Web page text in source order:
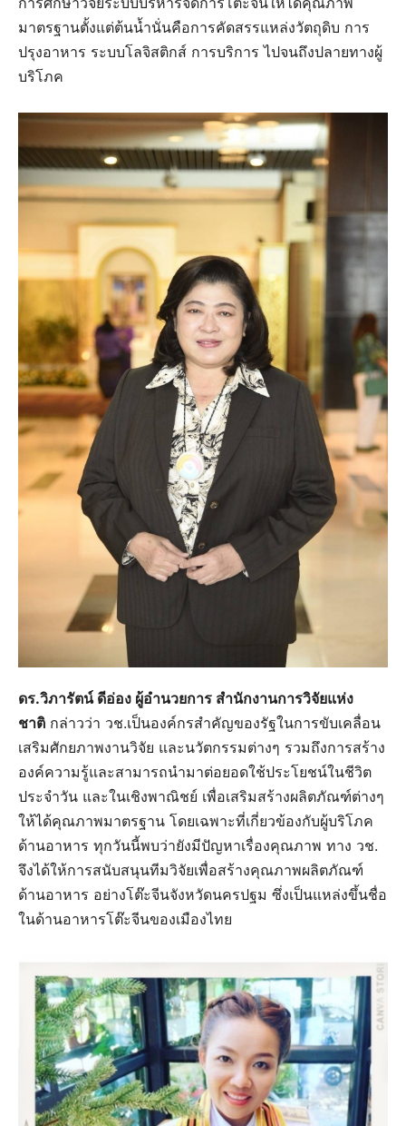
มาตรฐานตั้งแต่ต้นน้ำนั่นคือการคัดสรรแหล่งวัตถุดิบ การ
ปรุงอาหาร ระบบโลจิสติกส์ การบริการ ไปจนถึงปลายทางผู้
บริโภค
ดร.วิภารัตน์ ดีอ่อง ผู้อำนวยการ สำนักงานการวิจัยแห่ง
ชาติ กล่าวว่า วช.เป็นองค์กรสำคัญของรัฐในการขับเคลื่อน
เสริมศักยภาพงานวิจัย และนวัตกรรมต่างๆ รวมถึงการสร้าง
องค์ความรู้และสามารถนำมาต่อยอดใช้ประโยชน์ในชีวิต
ประจำวัน และในเชิงพาณิชย์ เพื่อเสริมสร้างผลิตภัณฑ์ต่างๆ
ให้ได้คุณภาพมาตรฐาน โดยเฉพาะที่เกี่ยวข้องกับผู้บริโภค
ด้านอาหาร ทุกวันนี้พบว่ายังมีปัญหาเรื่องคุณภาพ ทาง วช.
จึงได้ให้การสนับสนุนทีมวิจัยเพื่อสร้างคุณภาพผลิตภัณฑ์
ด้านอาหาร อย่างโต๊ะจีนจังหวัดนครปฐม ซึ่งเป็นแหล่งขึ้นชื่อ
ในด้านอาหารโต๊ะจีนของเมืองไทย